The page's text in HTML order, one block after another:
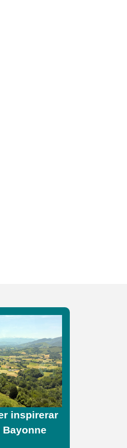
inspirerar